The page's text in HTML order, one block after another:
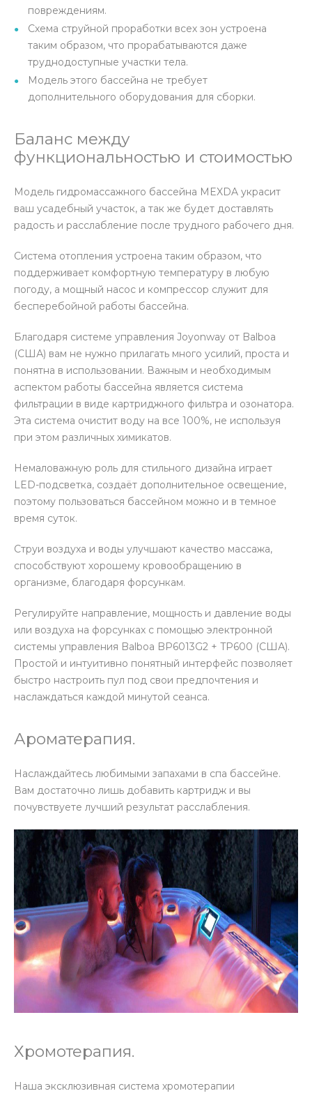
повреждениям.
Схема струйной проработки всех зон устроена
таким образом, что прорабатываются даже
труднодоступные участки тела.
Модель этого бассейна не требует
дополнительного оборудования для сборки.
Баланс между
функциональностью и стоимостью
Модель гидромассажного бассейна MEXDA украсит
ваш усадебный участок, а так же будет доставлять
радость и расслабление после трудного рабочего дня.
Система отопления устроена таким образом, что
поддерживает комфортную температуру в любую
погоду, а мощный насос и компрессор служит для
бесперебойной работы бассейна.
Благодаря системе управления Joyonway от Balboa
(США) вам не нужно прилагать много усилий, проста и
понятна в использовании. Важным и необходимым
аспектом работы бассейна является система
фильтрации в виде картриджного фильтра и озонатора.
Эта система очистит воду на все 100%, не используя
при этом различных химикатов.
Немаловажную роль для стильного дизайна играет
LED-подсветка, создаёт дополнительное освещение,
поэтому пользоваться бассейном можно и в темное
время суток.
Струи воздуха и воды улучшают качество массажа,
способствуют хорошему кровообращению в
организме, благодаря форсункам.
Регулируйте направление, мощность и давление воды
или воздуха на форсунках с помощью электронной
системы управления Balboa BP6013G2 + TP600 (США).
Простой и интуитивно понятный интерфейс позволяет
быстро настроить пул под свои предпочтения и
наслаждаться каждой минутой сеанса.
Ароматерапия.
Наслаждайтесь любимыми запахами в спа бассейне.
Вам достаточно лишь добавить картридж и вы
почувствуете лучший результат расслабления.
Хромотерапия.
Наша эксклюзивная система хромотерапии